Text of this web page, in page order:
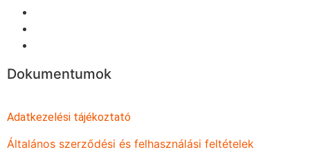
Dokumentumok
Adatkezelési tájékoztató
Általános szerződési és felhasználási feltételek